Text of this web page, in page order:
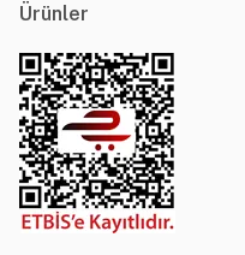
Ürünler